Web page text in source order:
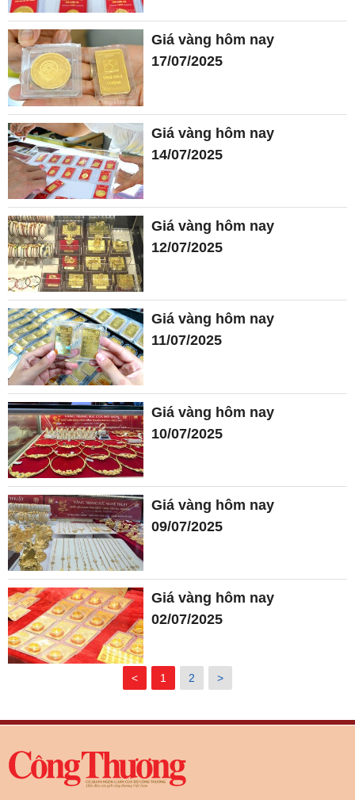
Giá vàng hôm nay
17/07/2025
Giá vàng hôm nay
14/07/2025
Giá vàng hôm nay
12/07/2025
Giá vàng hôm nay
11/07/2025
Giá vàng hôm nay
10/07/2025
Giá vàng hôm nay
09/07/2025
Giá vàng hôm nay
02/07/2025
< 1 2 >